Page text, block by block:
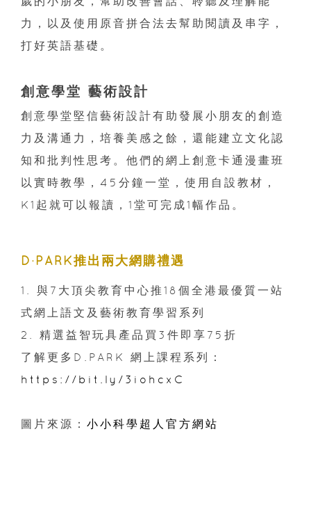
力，以及使用原音拼合法去幫助閱讀及串字，
打好英語基礎。
創意學堂 藝術設計
創意學堂堅信藝術設計有助發展小朋友的創造
力及溝通力，培養美感之餘，還能建立文化認
知和批判性思考。他們的網上創意卡通漫畫班
以實時教學，45分鐘一堂，使用自設教材，
K1起就可以報讀，1堂可完成1幅作品。
D·PARK推出兩大網購禮遇
1. 與7大頂尖教育中心推18個全港最優質一站
式網上語文及藝術教育學習系列
2. 精選益智玩具產品買3件即享75折
了解更多D.PARK 網上課程系列：
https://bit.ly/3iohcxC
圖片來源： 小小科學超人官方網站